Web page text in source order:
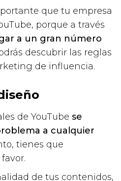
que tu empresa
porque a través
a un gran número
descubrir las reglas
de influencia.
de YouTube se
a cualquier
tienes que
de tus contenidos,